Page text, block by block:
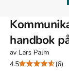
handbok
av Lars Palm
4.5
(6)